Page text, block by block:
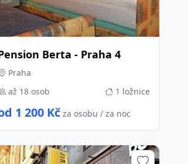
Berta - Praha 4
Praha
až 18 osob
1 ložnice
1 200 Kč za osobu / za noc